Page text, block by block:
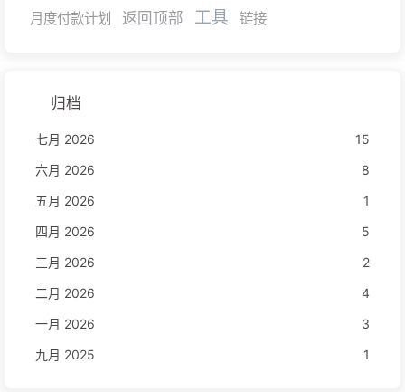
月度付款计划
返回顶部 工具 链接
归档
七月 2026
15
六月 2026
8
五月 2026
1
四月 2026
5
三月 2026
2
二月 2026
4
一月 2026
3
九月 2025
1